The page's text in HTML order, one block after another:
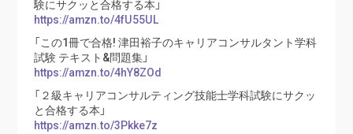
験にサクッと合格する本」
https://amzn.to/4fU55UL
「この1冊で合格! 津田裕子のキャリアコンサルタント学科
試験 テキスト&問題集」
https://amzn.to/4hY8ZOd
「２級キャリアコンサルティング技能士学科試験にサクッ
と合格する本」
https://amzn.to/3Pkke7z